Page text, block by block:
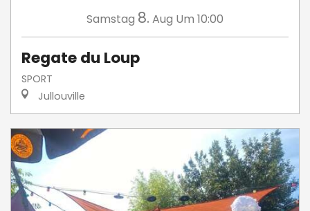
Samstag 8. Aug Um 10:00
Regate du Loup
SPORT
Jullouville